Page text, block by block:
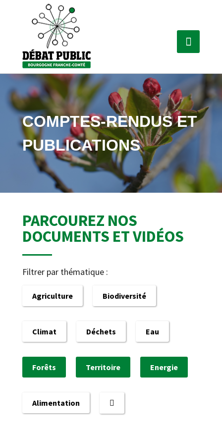
COMPTES-RENDUS ET
PUBLICATIONS
PARCOUREZ NOS
DOCUMENTS ET VIDÉOS
Filtrer par thématique :
Agriculture Biodiversité
Climat Déchets Eau
Forêts Territoire Energie
Alimentation